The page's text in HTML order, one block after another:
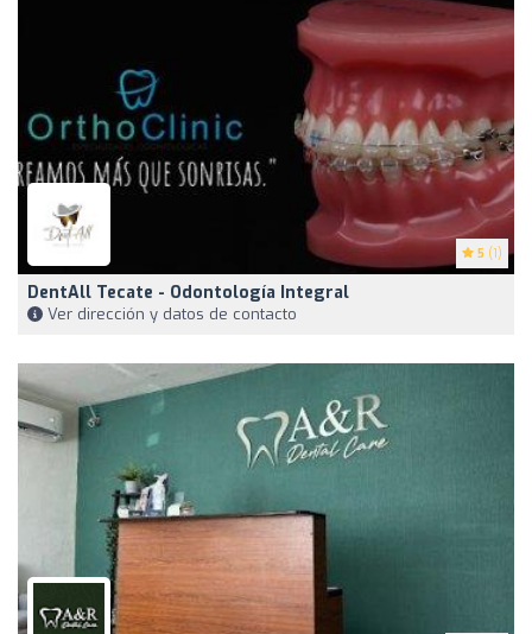
5 (1)
DentAll Tecate - Odontología Integral
Ver dirección y datos de contacto